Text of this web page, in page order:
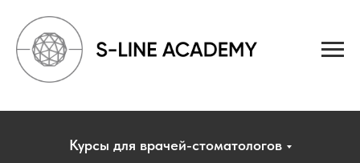
Курсы для врачей-стоматологов